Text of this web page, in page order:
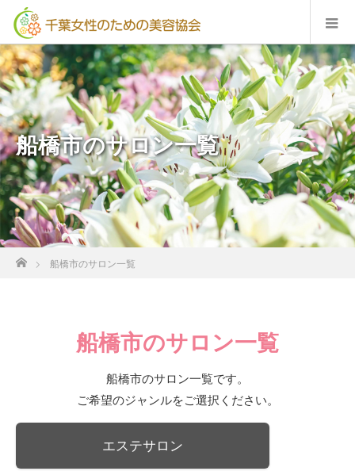
船橋市のサロン一覧
ホーム
船橋市のサロン一覧
船橋市のサロン一覧
船橋市のサロン一覧です。
ご希望のジャンルをご選択ください。
エステサロン